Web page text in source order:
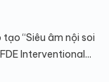
“Siêu âm nội soi
Interventional...